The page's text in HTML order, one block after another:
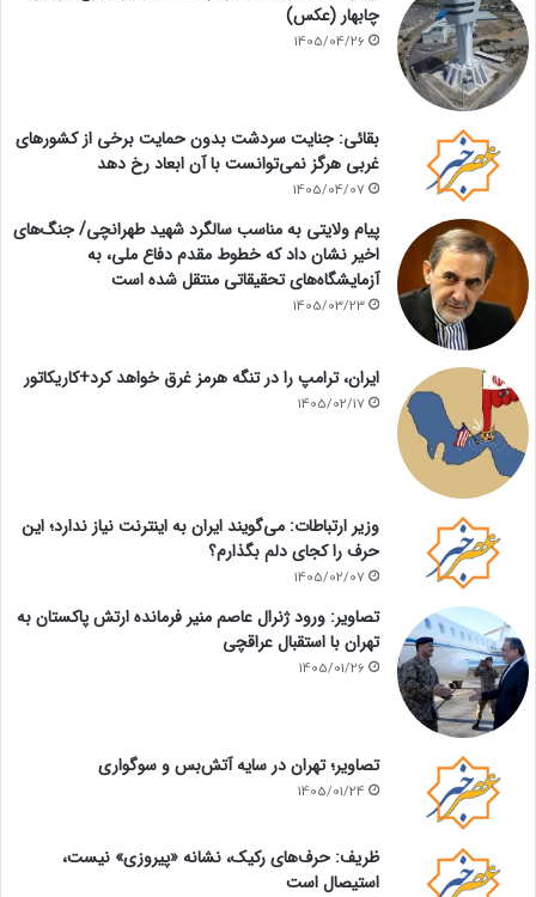
چابهار (عکس)
1405/04/26
بقائی: جنایت سردشت بدون حمایت برخی از کشورهای
غربی هرگز نمی‌توانست با آن ابعاد رخ دهد
1405/04/07
پیام ولایتی به مناسب سالگرد شهید طهرانچی/ جنگ‌های
اخیر نشان داد که خطوط مقدم دفاع ملی، به
آزمایشگاه‌های تحقیقاتی منتقل شده است
1405/03/23
ایران، ترامپ را در تنگه هرمز غرق خواهد کرد+کاریکاتور
1405/02/17
وزیر ارتباطات: می‌گویند ایران به اینترنت نیاز ندارد؛ این
حرف را کجای دلم بگذارم؟
1405/02/07
تصاویر: ورود ژنرال عاصم منیر فرمانده ارتش پاکستان به
تهران با استقبال عراقچی
1405/01/26
تصاویر؛ تهران در سایه آتش‌بس و سوگواری
1405/01/24
ظریف: حرف‌های رکیک، نشانه «پیروزی» نیست،
استیصال است